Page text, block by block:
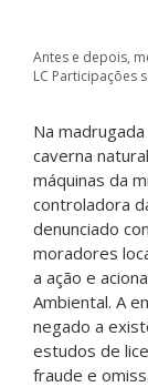
Antes e depois,
LC Participações
Na
caverna
máquinas da
controladora
denunciado
moradores
a ação e
Ambiental. A
negado a
estudos de
fraude e